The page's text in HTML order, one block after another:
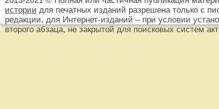
истории для печатных изданий разрешена только с
редакции, для Интернет-изданий – при условии
второго абзаца, не закрытой для поисковых систем